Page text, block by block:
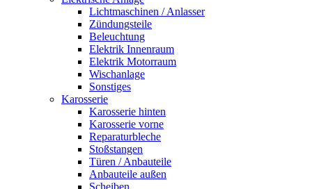
Lichtmaschinen / Anlasser
Zündungsteile
Beleuchtung
Elektrik Innenraum
Elektrik Motorraum
Wischanlage
Sonstiges
Karosserie
Karosserie hinten
Karosserie vorne
Reparaturbleche
Stoßstangen
Türen / Anbauteile
Anbauteile außen
Scheiben